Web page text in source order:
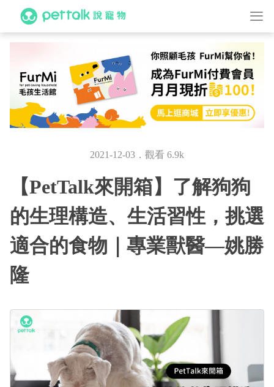
2021-12-03．觀看 6.9k
【PetTalk來開箱】了解狗狗
的生理構造、生活習性，挑選
適合的食物｜專業獸醫—姚勝
隆